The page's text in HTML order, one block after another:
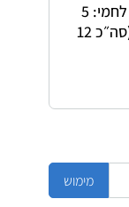
בית הספר לקונדיטוריה של דנה לחמי: 5
סדנאות מתקדמות + 7 במתנה! (סה״כ 12